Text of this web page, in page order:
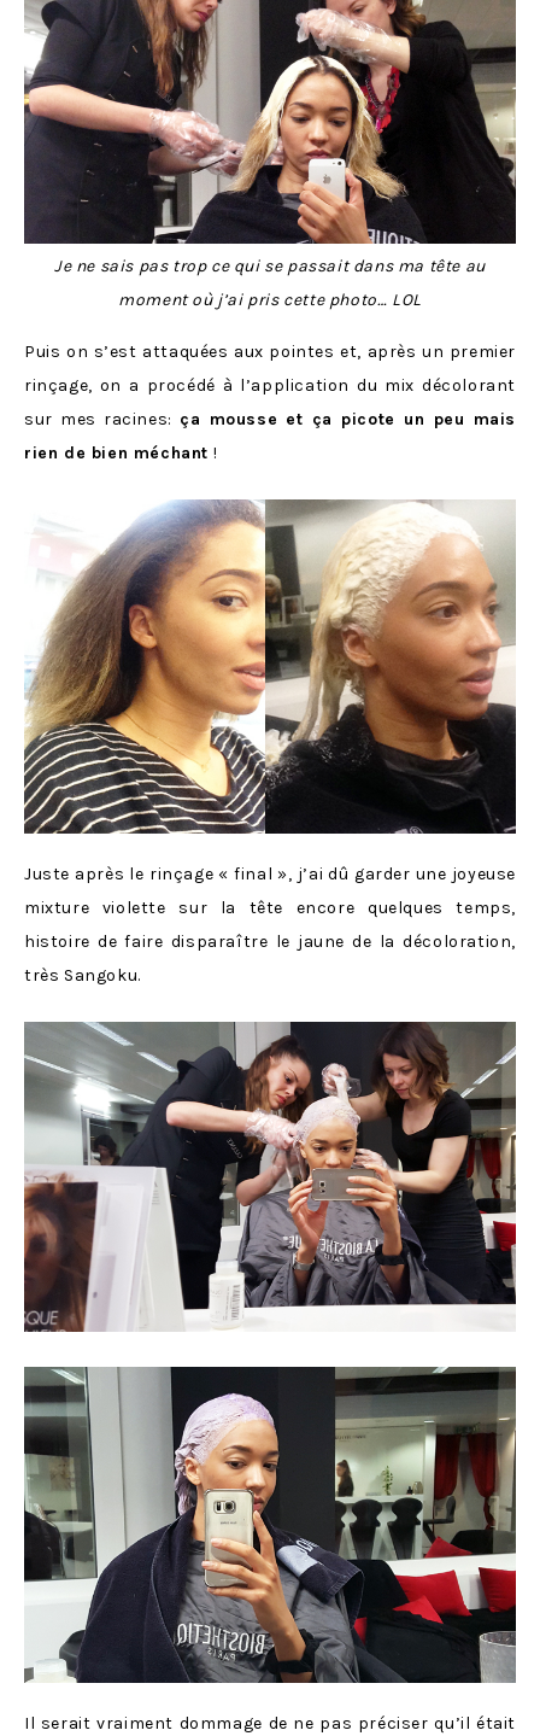
Je ne sais pas trop ce qui se passait dans ma tête au
moment où j’ai pris cette photo… LOL
Puis on s’est attaquées aux pointes et, après un premier
rinçage, on a procédé à l’application du mix décolorant
sur mes racines: ça mousse et ça picote un peu mais
rien de bien méchant !
Juste après le rinçage « final », j’ai dû garder une joyeuse
mixture violette sur la tête encore quelques temps,
histoire de faire disparaître le jaune de la décoloration,
très Sangoku.
Il serait vraiment dommage de ne pas préciser qu’il était